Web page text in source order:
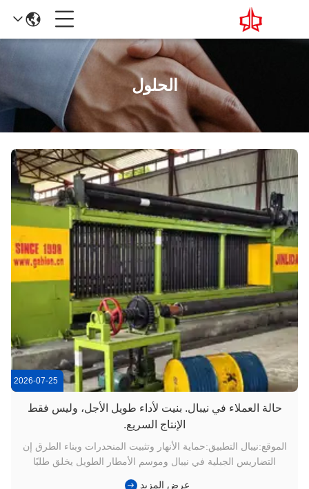
الحلول
2026-07-25
حالة العملاء في نيبال. بنيت لأداء طويل الأجل، وليس فقط
الإنتاج السريع.
الموقع:نيبال التطبيق:حماية الأنهار وتثبيت المنحدرات وبناء الطرق إن
التضاريس الجبلية في نيبال وموسم الأمطار الطويل يخلق طلبًا
عرض المزيد